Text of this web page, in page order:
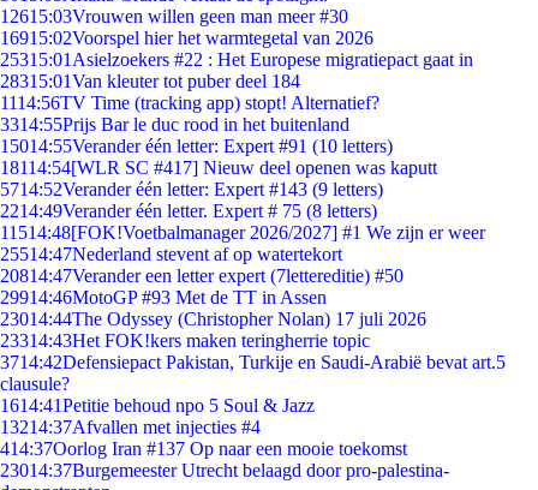
12615:03Vrouwen willen geen man meer #30
16915:02Voorspel hier het warmtegetal van 2026
25315:01 Asielzoekers #22 : Het Europese migratiepact gaat in
28315:01Van kleuter tot puber deel 184
1114:56TV Time (tracking app) stopt! Alternatief?
3314:55Prijs Bar le duc rood in het buitenland
15014:55Verander één letter: Expert #91 (10 letters)
18114:54[WLR SC #417] Nieuw deel openen was kaputt
5714:52Verander één letter: Expert #143 (9 letters)
2214:49Verander één letter. Expert # 75 (8 letters)
11514:48[FOK!Voetbalmanager 2026/2027] #1 We zijn er weer
25514:47Nederland stevent af op watertekort
20814:47Verander een letter expert (7lettereditie) #50
29914:46MotoGP #93 Met de TT in Assen
23014:44The Odyssey (Christopher Nolan) 17 juli 2026
23314:43Het FOK!kers maken teringherrie topic
3714:42Defensiepact Pakistan, Turkije en Saudi-Arabië bevat art.5
clausule?
1614:41Petitie behoud npo 5 Soul & Jazz
13214:37Afvallen met injecties #4
414:37Oorlog Iran #137 Op naar een mooie toekomst
23014:37Burgemeester Utrecht belaagd door pro-palestina-